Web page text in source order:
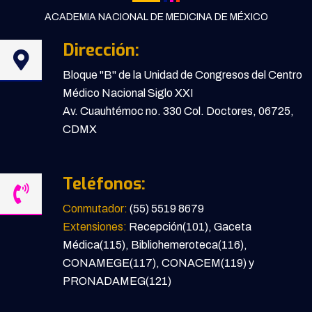
ACADEMIA NACIONAL DE MEDICINA DE MÉXICO
Dirección:
Bloque "B" de la Unidad de Congresos del Centro
Médico Nacional Siglo XXI
Av. Cuauhtémoc no. 330 Col. Doctores, 06725,
CDMX
Teléfonos:
Conmutador: (55) 5519 8679
Extensiones: Recepción(101), Gaceta
Médica(115), Bibliohemeroteca(116),
CONAMEGE(117), CONACEM(119) y
PRONADAMEG(121)